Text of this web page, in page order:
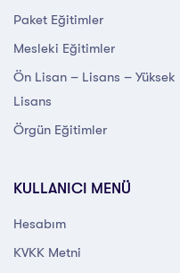
Paket Eğitimler
Mesleki Eğitimler
Ön Lisan – Lisans – Yüksek
Lisans
Örgün Eğitimler
KULLANICI MENÜ
Hesabım
KVKK Metni